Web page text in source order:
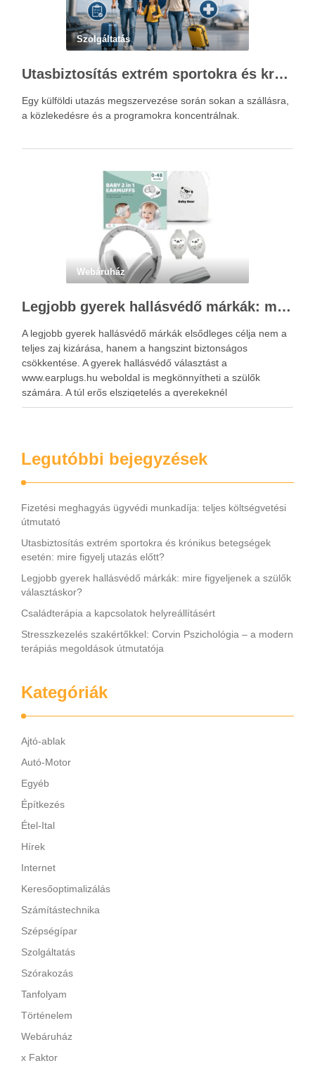
Szolgáltatás
Utasbiztosítás extrém sportokra és krónikus betegségek esetén: mire figyelj utazás előtt?
Egy külföldi utazás megszervezése során sokan a szállásra,
a közlekedésre és a programokra koncentrálnak.
Webáruház
Legjobb gyerek hallásvédő márkák: mire figyeljenek a szülők választáskor?
A legjobb gyerek hallásvédő márkák elsődleges célja nem a
teljes zaj kizárása, hanem a hangszint biztonságos
csökkentése. A gyerek hallásvédő választást a
www.earplugs.hu weboldal is megkönnyítheti a szülők
számára. A túl erős elszigetelés a gyerekeknél
kényelmetlenséget, félelmet vagy dezorientáltságot is
Legutóbbi bejegyzések
Fizetési meghagyás ügyvédi munkadíja: teljes költségvetési
útmutató
Utasbiztosítás extrém sportokra és krónikus betegségek
esetén: mire figyelj utazás előtt?
Legjobb gyerek hallásvédő márkák: mire figyeljenek a szülők
választáskor?
Családterápia a kapcsolatok helyreállításért
Stresszkezelés szakértőkkel: Corvin Pszichológia – a modern
terápiás megoldások útmutatója
Kategóriák
Ajtó-ablak
Autó-Motor
Egyéb
Építkezés
Étel-Ital
Hírek
Internet
Keresőoptimalizálás
Számítástechnika
Szépségípar
Szolgáltatás
Szórakozás
Tanfolyam
Történelem
Webáruház
x Faktor